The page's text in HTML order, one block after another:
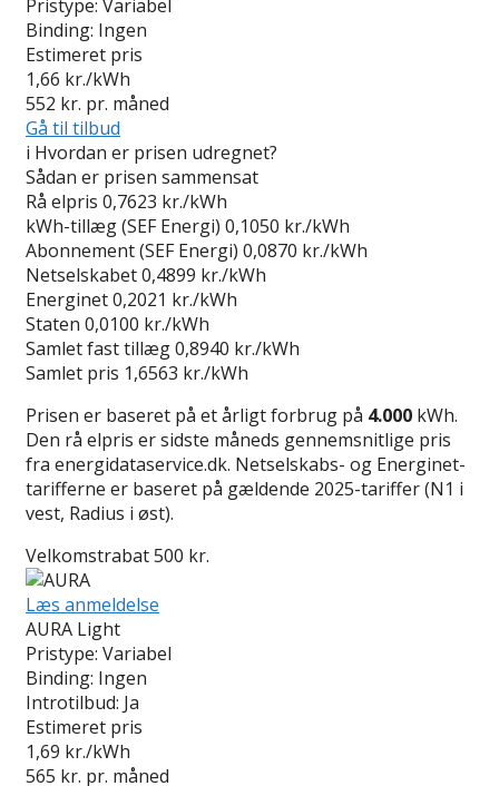
Pristype: Variabel
Binding: Ingen
Estimeret pris
1,66 kr./kWh
552 kr. pr. måned
Gå til tilbud
i Hvordan er prisen udregnet?
Sådan er prisen sammensat
Rå elpris 0,7623 kr./kWh
kWh-tillæg (SEF Energi) 0,1050 kr./kWh
Abonnement (SEF Energi) 0,0870 kr./kWh
Netselskabet0,4899 kr./kWh
Energinet0,2021 kr./kWh
Staten 0,0100 kr./kWh
Samlet fast tillæg0,8940 kr./kWh
Samlet pris 1,6563 kr./kWh
Prisen er baseret på et årligt forbrug på 4.000 kWh.
Den rå elpris er sidste måneds gennemsnitlige pris
fra energidataservice.dk. Netselskabs- og Energinet-
tarifferne er baseret på gældende 2025-tariffer (N1 i
vest, Radius i øst).
Velkomstrabat 500 kr.
Læs anmeldelse
AURA Light
Pristype: Variabel
Binding: Ingen
Introtilbud: Ja
Estimeret pris
1,69 kr./kWh
565 kr. pr. måned